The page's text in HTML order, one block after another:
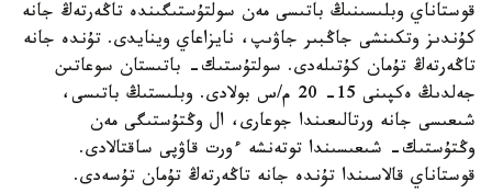
قوستاناي وبلىسىنىڭ باتىسى مەن سولتۇستىگىندە تاڭەرتەڭ جانە
كۇندىز وتكىنشى جاڭبىر جاۋىپ، نايزاعاي وينايدى. تۇندە جانە
تاڭەرتەڭ تۇمان كۇتىلەدى. سولتۇستىك- باتىستان سوعاتىن
جەلدىڭ ەكپىنى 15- 20 م/س بولادى. وبلىستىڭ باتىسى،
شىعىسى جانە ورتالىعىندا جوعارى، ال وڭتۇستىگى مەن
وڭتۇستىك- شىعىسىندا توتەنشە ءورت قاۋپى ساقتالادى.
قوستاناي قالاسىندا تۇندە جانە تاڭەرتەڭ تۇمان تۇسەدى.